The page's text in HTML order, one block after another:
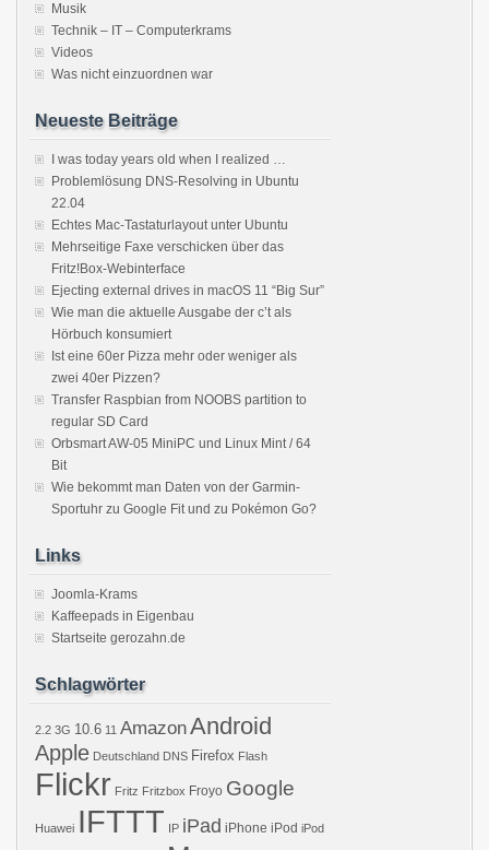
Musik
Technik – IT – Computerkrams
Videos
Was nicht einzuordnen war
Neueste Beiträge
I was today years old when I realized …
Problemlösung DNS-Resolving in Ubuntu
22.04
Echtes Mac-Tastaturlayout unter Ubuntu
Mehrseitige Faxe verschicken über das
Fritz!Box-Webinterface
Ejecting external drives in macOS 11 “Big Sur”
Wie man die aktuelle Ausgabe der c’t als
Hörbuch konsumiert
Ist eine 60er Pizza mehr oder weniger als
zwei 40er Pizzen?
Transfer Raspbian from NOOBS partition to
regular SD Card
Orbsmart AW-05 MiniPC und Linux Mint / 64
Bit
Wie bekommt man Daten von der Garmin-
Sportuhr zu Google Fit und zu Pokémon Go?
Links
Joomla-Krams
Kaffeepads in Eigenbau
Startseite gerozahn.de
Schlagwörter
2.2 3G 10.6 11 AmazonAndroid
Apple Deutschland DNS Firefox Flash
Flickr Fritz Fritzbox Froyo Google
Huawei IFTTT IP iPad iPhone iPod iPod